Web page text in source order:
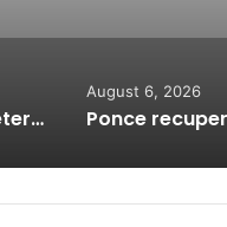
Supremo determina acoger demandas del Gobierno contra LUMA Energy
August 6, 2026